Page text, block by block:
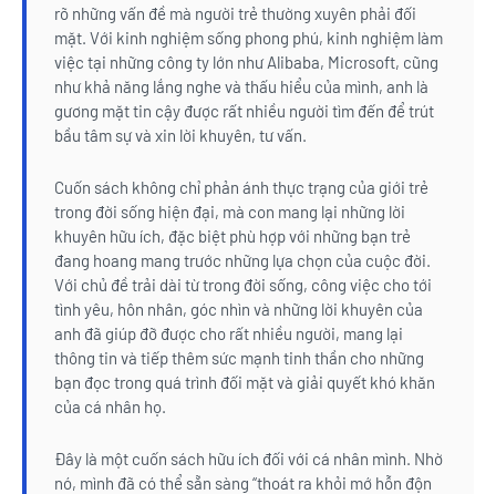
rõ những vấn đề mà người trẻ thường xuyên phải đối
mặt. Với kinh nghiệm sống phong phú, kinh nghiệm làm
việc tại những công ty lớn như Alibaba, Microsoft, cũng
như khả năng lắng nghe và thấu hiểu của mình, anh là
gương mặt tin cậy được rất nhiều người tìm đến để trút
bầu tâm sự và xin lời khuyên, tư vấn.
Cuốn sách không chỉ phản ánh thực trạng của giới trẻ
trong đời sống hiện đại, mà con mang lại những lời
khuyên hữu ích, đặc biệt phù hợp với những bạn trẻ
đang hoang mang trước những lựa chọn của cuộc đời.
Với chủ đề trải dài từ trong đời sống, công việc cho tới
tình yêu, hôn nhân, góc nhìn và những lời khuyên của
anh đã giúp đỡ được cho rất nhiều người, mang lại
thông tin và tiếp thêm sức mạnh tinh thần cho những
bạn đọc trong quá trình đối mặt và giải quyết khó khăn
của cá nhân họ.
Đây là một cuốn sách hữu ích đối với cá nhân mình. Nhờ
nó, mình đã có thể sẵn sàng “thoát ra khỏi mớ hỗn độn